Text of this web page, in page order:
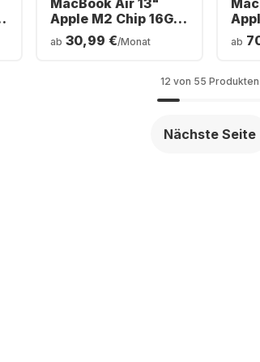
MacBook Air 13"
Apple M2 Chip 16GB
Memory 512GB SSD
Integrated 8-core
ab 30,99 €/Monat ab
12 von 55 Produkten
Nächste Seite